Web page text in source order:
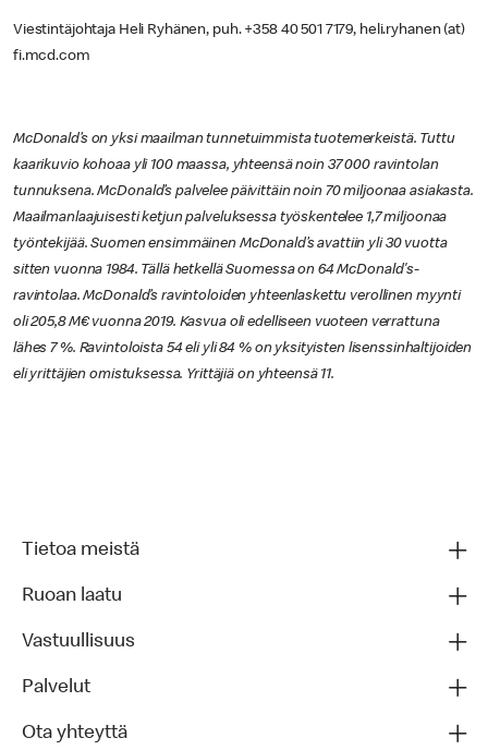
Viestintäjohtaja Heli Ryhänen, puh. +358 40 501 7179, heli.ryhanen (at)
fi.mcd.com
McDonald’s on yksi maailman tunnetuimmista tuotemerkeistä. Tuttu
kaarikuvio kohoaa yli 100 maassa, yhteensä noin 37 000 ravintolan
tunnuksena. McDonald’s palvelee päivittäin noin 70 miljoonaa asiakasta.
Maailmanlaajuisesti ketjun palveluksessa työskentelee 1,7 miljoonaa
työntekijää. Suomen ensimmäinen McDonald’s avattiin yli 30 vuotta
sitten vuonna 1984. Tällä hetkellä Suomessa on 64 McDonald's-
ravintolaa. McDonald’s ravintoloiden yhteenlaskettu verollinen myynti
oli 205,8 M€ vuonna 2019. Kasvua oli edelliseen vuoteen verrattuna
lähes 7 %. Ravintoloista 54 eli yli 84 % on yksityisten lisenssinhaltijoiden
eli yrittäjien omistuksessa. Yrittäjiä on yhteensä 11.
Tietoa meistä
Ruoan laatu
Vastuullisuus
Palvelut
Ota yhteyttä